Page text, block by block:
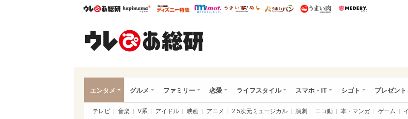
ウレぴあ総研ハピママ* ウレぴあ総研 ディズニー特集
mimot. うまいめし うまいパン うまい肉
エンタメ グルメ ファミリー 恋愛 ライフスタイル スマホ・IT シゴト プレゼン
テレビ 音楽 V系 アイドル 映画 アニメ 2.5次元ミュージカル 演劇 ニコ動 本・マンガ ゲーム